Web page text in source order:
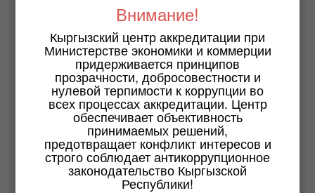
заседания Комиссии по апелляции, отчет о ходе работы
над апелляцией, официальное уведомление о
завершении процесса рассмотрения апелляции, в
котором указывается, что решение является
окончательным и не подлежит пересмотру. В случае
несогласия заявителя апелляции с решением, он
вправе обжаловать его в судебном порядке, согласно
действующему законодательству Кыргызской
Республики.
Ниже представлен порядок процесса рассмотрения
жалоб/апелляций (серым выделены этапы, которые
могут отсутствовать):
Внимание!
Кыргызский центр аккредитации при
Министерстве экономики и коммерции
придерживается принципов
прозрачности, добросовестности и
нулевой терпимости к коррупции во
всех процессах аккредитации. Центр
обеспечивает объективность
принимаемых решений,
предотвращает конфликт интересов и
строго соблюдает антикоррупционное
законодательство Кыргызской
Республики!